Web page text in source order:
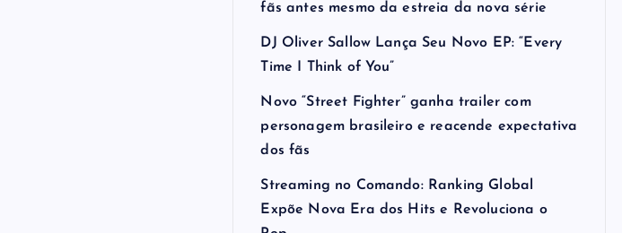
fãs antes mesmo da estreia da nova série
DJ Oliver Sallow Lança Seu Novo EP: “Every
Time I Think of You”
Novo “Street Fighter” ganha trailer com
personagem brasileiro e reacende expectativa
dos fãs
Streaming no Comando: Ranking Global
Expõe Nova Era dos Hits e Revoluciona o